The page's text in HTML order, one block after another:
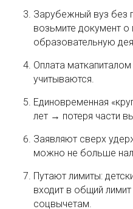
Зарубежный вуз без
возьмите документ о
образовательную
Оплата
учитываются.
Единовременная
лет → потеря части
Заявляют сверх
можно не больше
Путают лимиты:
входит в общий
соцвычетам.